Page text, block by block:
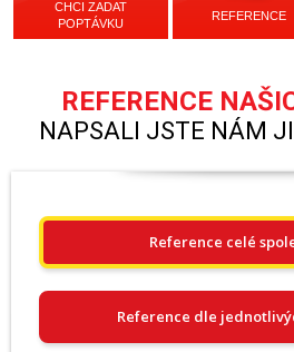
CHCI ZADAT
POPTÁVKU
REFERENCE
REFERENCE
NAPSALI JSTE NÁM
Reference celé
Reference dle